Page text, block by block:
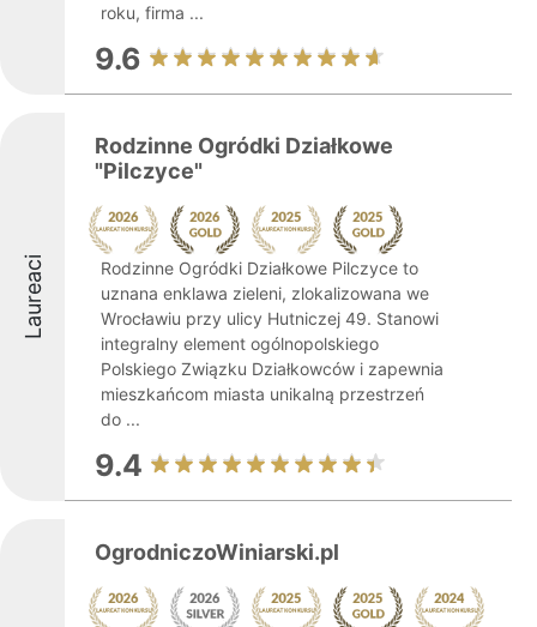
roku, firma ...
9.6
Laureaci
Rodzinne Ogródki Działkowe
"Pilczyce"
Rodzinne Ogródki Działkowe Pilczyce to
uznana enklawa zieleni, zlokalizowana we
Wrocławiu przy ulicy Hutniczej 49. Stanowi
integralny element ogólnopolskiego
Polskiego Związku Działkowców i zapewnia
mieszkańcom miasta unikalną przestrzeń
do ...
9.4
OgrodniczoWiniarski.pl